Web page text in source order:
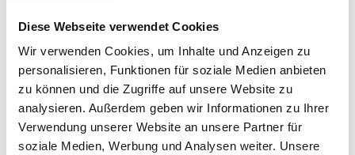
Diese Webseite verwendet Cookies
Wir verwenden Cookies, um Inhalte und Anzeigen zu
personalisieren, Funktionen für soziale Medien anbieten
zu können und die Zugriffe auf unsere Website zu
analysieren. Außerdem geben wir Informationen zu Ihrer
Verwendung unserer Website an unsere Partner für
soziale Medien, Werbung und Analysen weiter. Unsere
Zubereitung